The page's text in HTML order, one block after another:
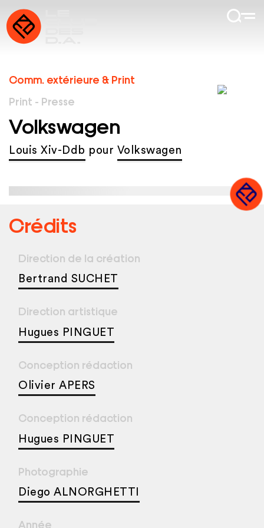
Comm. extérieure & Print
Print - Presse
Volkswagen
Louis Xiv-Ddb pour Volkswagen
Crédits
Direction de la création
Bertrand SUCHET
Direction artistique
Hugues PINGUET
Conception rédaction
Olivier APERS
Conception rédaction
Hugues PINGUET
Photographie
Diego ALNORGHETTI
Année